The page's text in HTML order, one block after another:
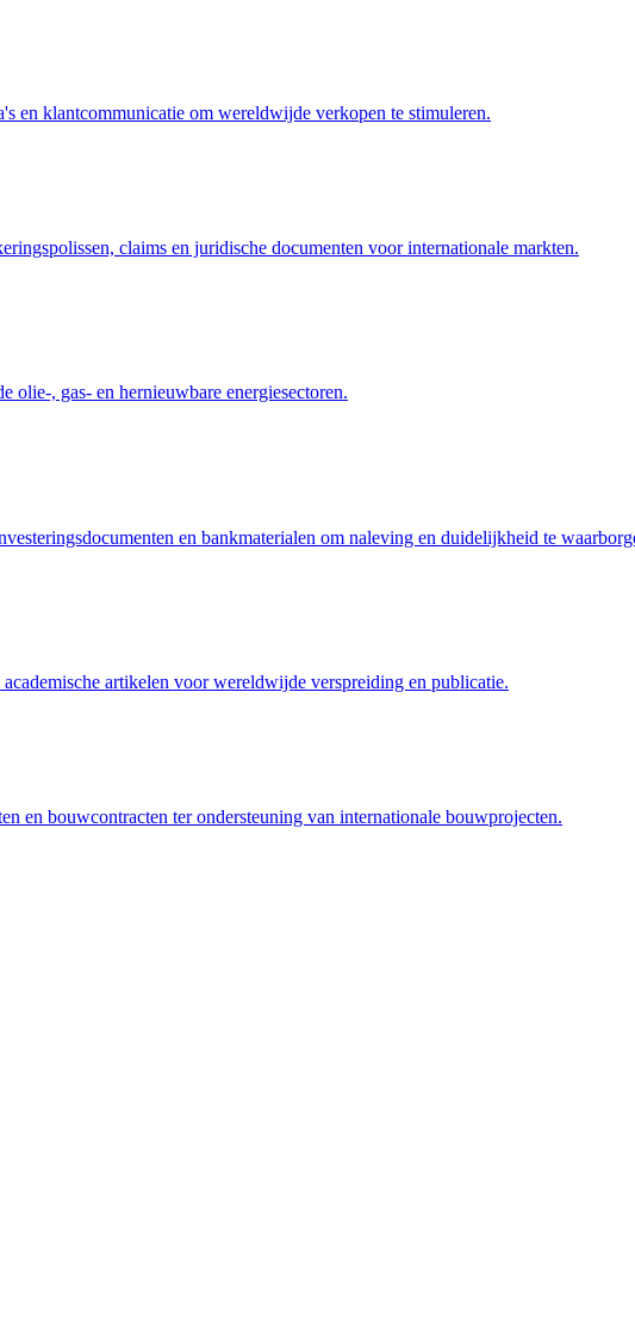
en klantcommunicatie om wereldwijde verkopen te stimuleren.
claims en juridische documenten voor internationale markten.
olie-, gas- en hernieuwbare energiesectoren.
en bankmaterialen om naleving en duidelijkheid te
artikelen voor wereldwijde verspreiding en publicatie.
en bouwcontracten ter ondersteuning van internationale bouwprojecten.